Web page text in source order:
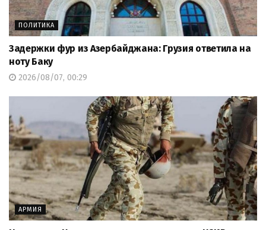
ПОЛИТИКА
Задержки фур из Азербайджана: Грузия ответила на
ноту Баку
2026/08/07, 00:29
АРМИЯ